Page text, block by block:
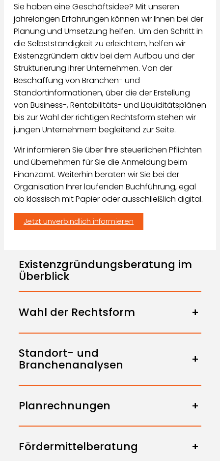
Sie haben eine Geschäftsidee? Mit unseren
jahrelangen Erfahrungen können wir Ihnen bei der
Planung und Umsetzung helfen. Um den Schritt in
die Selbstständigkeit zu erleichtern, helfen wir
Existenzgründern aktiv bei dem Aufbau und der
Strukturierung ihrer Unternehmen. Von der
Beschaffung von Branchen- und
Standortinformationen, über die der Erstellung
von Business-, Rentabilitäts- und Liquiditätsplänen
bis zur Wahl der richtigen Rechtsform stehen wir
jungen Unternehmern begleitend zur Seite.
Wir informieren Sie über Ihre steuerlichen Pflichten
und übernehmen für Sie die Anmeldung beim
Finanzamt. Weiterhin beraten wir Sie bei der
Organisation Ihrer laufenden Buchführung, egal
ob klassisch mit Papier oder ausschließlich digital.
Jetzt unverbindlich informieren
Existenzgründungsberatung im
Überblick
Wahl der Rechtsform +
Standort- und
Branchenanalysen +
Planrechnungen +
Fördermittelberatung +